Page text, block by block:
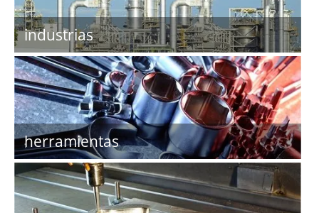
industrias
herramientas